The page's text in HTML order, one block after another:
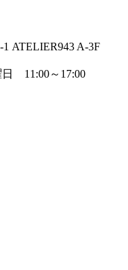
ATELIER943 A-3F
11:00～17:00